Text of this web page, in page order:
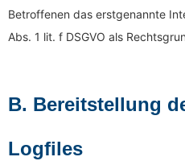
Betroffenen das erstgenannte
Abs. 1 lit. f DSGVO als
B. Bereitstellung
Logfiles